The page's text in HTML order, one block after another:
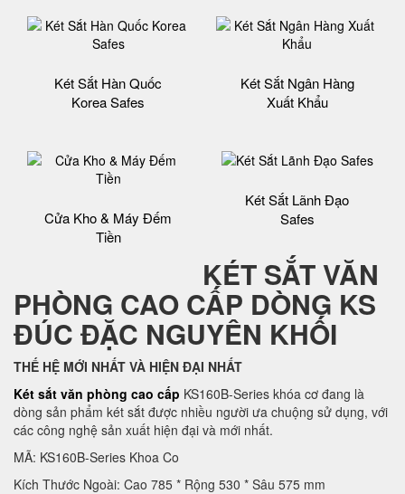
Két Sắt Hàn Quốc
Korea Safes
Két Sắt Ngân Hàng
Xuất Khẩu
Cửa Kho & Máy Đếm
Tiền
Két Sắt Lãnh Đạo
Safes
KÉT SẮT VĂN
PHÒNG CAO CẤP DÒNG KS
ĐÚC ĐẶC NGUYÊN KHỐI
THẾ HỆ MỚI NHẤT VÀ HIỆN ĐẠI NHẤT
Két sắt văn phòng cao cấp KS160B-Series khóa cơ đang là
dòng sản phẩm két sắt được nhiều người ưa chuộng sử dụng, với
các công nghệ sản xuất hiện đại và mới nhất.
MÃ: KS160B-Series Khoa Co
Kích Thước Ngoài: Cao 785 * Rộng 530 * Sâu 575 mm